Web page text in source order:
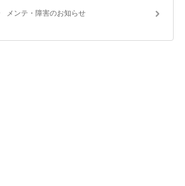
メンテ・障害のお知らせ